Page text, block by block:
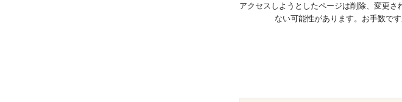
アクセスしようとしたページは削除、変更
ない可能性があります。お手数で